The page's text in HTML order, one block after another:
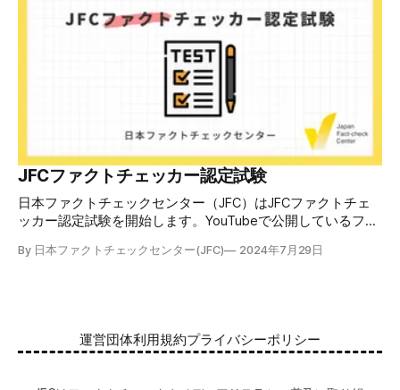
の日本での影響を調べた2万人調査の紹介や、間違った情報
を信じてしまう背景にある人間のバイアス、大規模に拡散す
るSNSアルゴリズムなどを解説しています。 実践編では、画
像や動画や生成AIなど、偽・誤情報をどのように検証したら
良いかをJFCが検証してきた事例から具体的に学びます。
JFCファクトチェッカー認定試験を開始 2024年7月29日か
ら、これらの内容について習熟度を確認するJFCファクトチ
ェッカー認定試験を開始します。誰でもいつでも受験可能で
す（2024年度中は受験料1000円、2025年度から2000円）。
合格者には様々な技能をデジタル証明するオープンバッジ・
ネットワークを活用して、JFCファクトチェッカーの認定証
を発行します。 JFCファクトチェッカー認定試験
JFCファクトチェッカー認定試験
日本ファクトチェックセンター（JFC）はJFCファクトチェ
ッカー認定試験を開始します。YouTubeで公開しているファ
す。 拡散する偽・誤情報から身を守るために 偽・誤情報の
情報を51.5%の割合で「正しいと思う」と答え、「誤ってい
By 日本ファクトチェックセンター(JFC) 2024年7月29日
運営団体利用規約プライバシーポリシー